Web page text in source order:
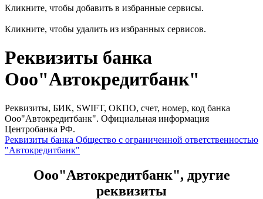
Кликните, чтобы добавить в избранные сервисы.
Кликните, чтобы удалить из избранных сервисов.
Реквизиты банка
Ооо"Автокредитбанк"
Реквизиты, БИК, SWIFT, ОКПО, счет, номер, код банка
Ооо"Автокредитбанк". Официальная информация
Центробанка РФ.
Реквизиты банка Общество с ограниченной ответственностью
"Автокредитбанк"
Ооо"Автокредитбанк", другие
реквизиты